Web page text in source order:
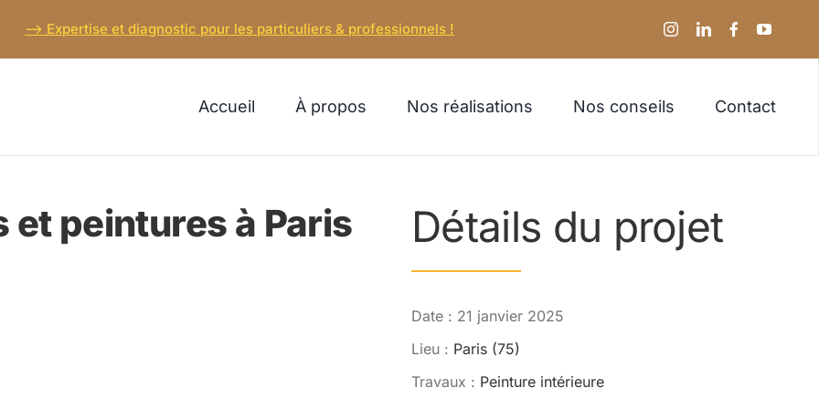
–> Expertise et diagnostic pour les particuliers & professionnels !
Accueil À propos Nos réalisations Nos conseils Contact
peintures à Paris Détails du projet
Date : 21 janvier 2025
Lieu : Paris (75)
Travaux : Peinture intérieure